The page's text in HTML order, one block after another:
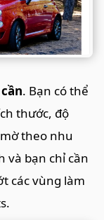
. Bạn có thể
thước, độ
theo nhu
và bạn chỉ cần
các vùng làm